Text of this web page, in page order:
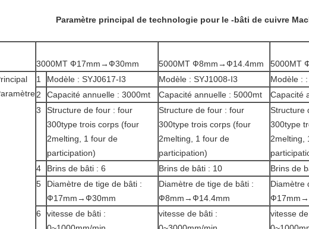
Paramètre principal de technologie pour le -bâti de cuivre
3000MT Ф17mm→Ф30mm 5000MT Ф8mm→Ф14.4mm
5000MT
1 Modèle : SYJ0617-I3 Modèle : SYJ1008-I3
Modèle :
2
Capacité annuelle : 3000mt Capacité annuelle : 5000mt
Capacité
3
Structure de four : four
300type trois corps (four
2melting, 1 four de
participation)
Structure de four : four
300type trois corps (four
2melting, 1 four de
participation)
Structure
300type
2melting,
4
Brins de bâti : 6 Brins de bâti : 10
Brins de
5
Diamètre de tige de bâti :
Ф17mm→Ф30mm
Diamètre de tige de bâti :
Ф8mm→Ф14.4mm
Diamètre
6
vitesse de bâti :
vitesse de bâti :
vitesse